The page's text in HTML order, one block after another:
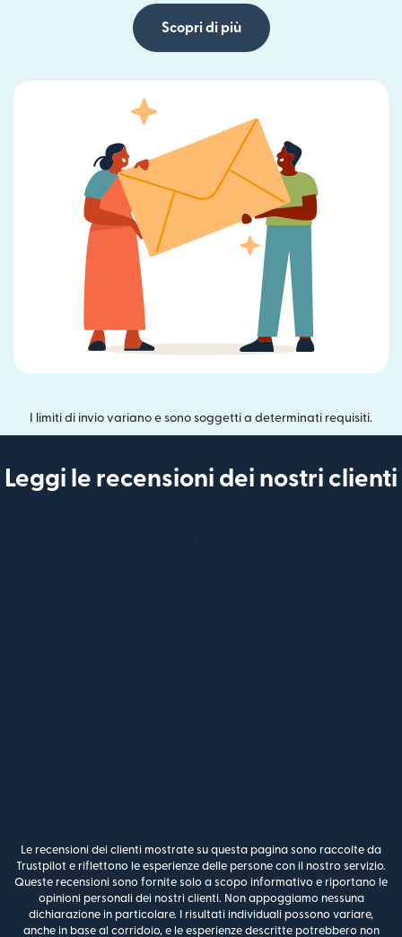
Scopri di più
I limiti di invio variano e sono soggetti a determinati requisiti.
Leggi le recensioni dei nostri clienti
Le recensioni dei clienti mostrate su questa pagina sono raccolte da
Trustpilot e riflettono le esperienze delle persone con il nostro servizio.
Queste recensioni sono fornite solo a scopo informativo e riportano le
opinioni personali dei nostri clienti. Non appoggiamo nessuna
dichiarazione in particolare. I risultati individuali possono variare,
anche in base al corridoio, e le esperienze descritte potrebbero non